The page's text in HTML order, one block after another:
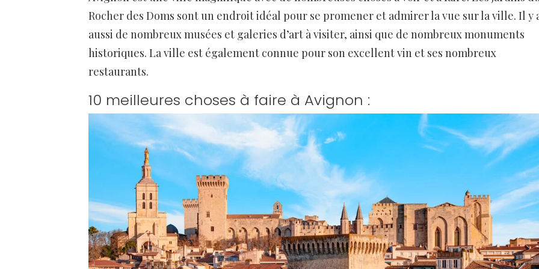
Rocher des Doms sont un endroit idéal pour se promener et admirer la vue sur la ville. Il y
aussi de nombreux musées et galeries d’art à visiter, ainsi que de nombreux monuments
historiques. La ville est également connue pour son excellent vin et ses nombreux
restaurants.
10 meilleures choses à faire à Avignon :